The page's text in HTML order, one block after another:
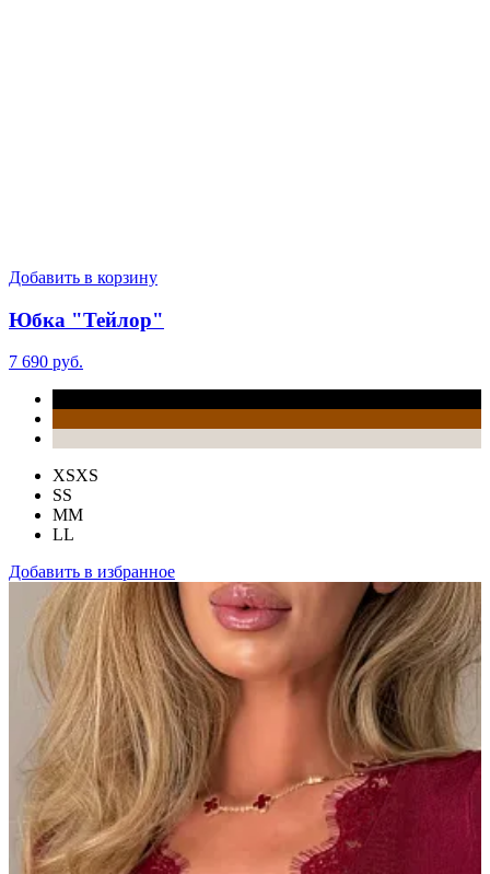
Добавить в корзину
Юбка "Тейлор"
7 690 руб.
XSXS
SS
MM
LL
Добавить в избранное